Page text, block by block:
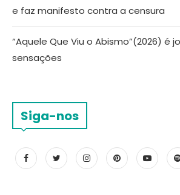
e faz manifesto contra a censura
“Aquele Que Viu o Abismo”(2026) é
sensações
Siga-nos